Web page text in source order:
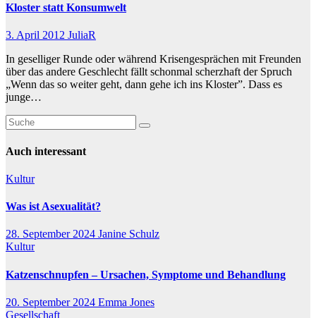
Kloster statt Konsumwelt
3. April 2012 JuliaR
In geselliger Runde oder während Krisengesprächen mit Freunden
über das andere Geschlecht fällt schonmal scherzhaft der Spruch
„Wenn das so weiter geht, dann gehe ich ins Kloster”. Dass es
junge…
Auch interessant
Kultur
Was ist Asexualität?
28. September 2024 Janine Schulz
Kultur
Katzenschnupfen – Ursachen, Symptome und Behandlung
20. September 2024 Emma Jones
Gesellschaft